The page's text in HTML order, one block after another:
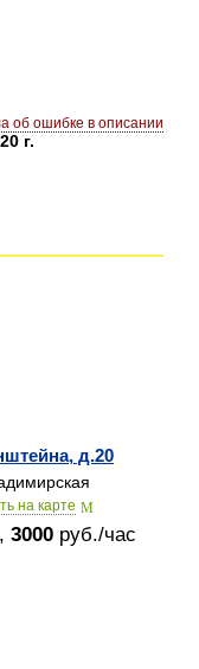
об ошибке в описании
г.
д.20
на карте
, 3000 руб./час